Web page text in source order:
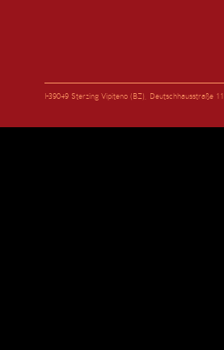
I-39049 Sterzing Vipiteno (BZ), Deutschhausstraße